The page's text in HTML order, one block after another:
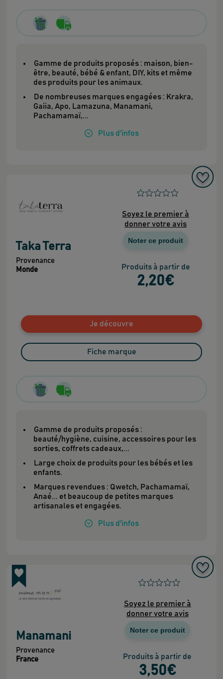
Gamme de produits proposés : maison, bien-
être, beauté, bébé & enfant, DIY, kits et même
des produits pour les animaux.
De nombreuses marques engagées : Krakra,
Gaiia, Apo, Lamazuna, Manamani,
Pachamamaï,...
Plus d'infos
Soyez le premier à
donner votre avis
Noter ce produit
Produits à partir de
2,20€
Taka Terra
Provenance
Monde
Je découvre
Fiche marque
Gamme de produits proposés :
beauté/hygiène, cuisine, accessoires pour les
sorties, coffrets cadeaux,...
Large choix de produits pour les bébés et les
enfants.
Marques revendues : Qwetch, Pachamamaï,
Anaé... et beaucoup de petites marques
artisanales et engagées.
Plus d'infos
Soyez le premier à
donner votre avis
Noter ce produit
Produits à partir de
3,50€
Manamani
Provenance
France